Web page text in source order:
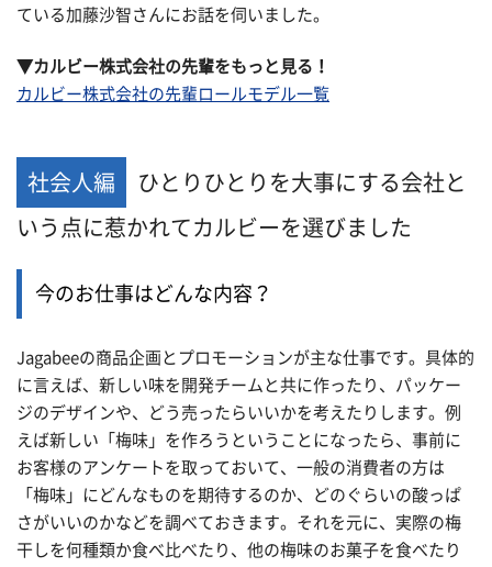
ている加藤沙智さんにお話を伺いました。
▼カルビー株式会社の先輩をもっと見る！
カルビー株式会社の先輩ロールモデル一覧
社会人編 ひとりひとりを大事にする会社と
いう点に惹かれてカルビーを選びました
今のお仕事はどんな内容？
Jagabeeの商品企画とプロモーションが主な仕事です。具体的
に言えば、新しい味を開発チームと共に作ったり、パッケー
ジのデザインや、どう売ったらいいかを考えたりします。例
えば新しい「梅味」を作ろうということになったら、事前に
お客様のアンケートを取っておいて、一般の消費者の方は
「梅味」にどんなものを期待するのか、どのぐらいの酸っぱ
さがいいのかなどを調べておきます。それを元に、実際の梅
干しを何種類か食べ比べたり、他の梅味のお菓子を食べたり